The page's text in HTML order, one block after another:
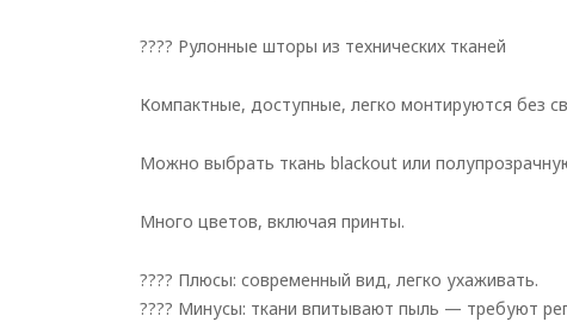
???? Рулонные шторы из технических тканей
Компактные, доступные, легко монтируются без
Можно выбрать ткань blackout или
Много цветов, включая принты.
???? Плюсы: современный вид, легко ухаживать.
???? Минусы: ткани впитывают пыль — требуют